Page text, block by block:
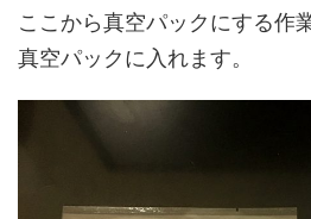
ここから真空パックにする作
真空パックに入れます。